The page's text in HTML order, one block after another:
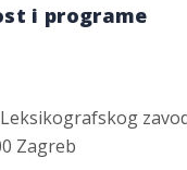
i programe
Zagreb